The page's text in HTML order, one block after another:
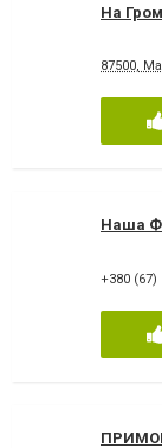
На
87500,
Наша
+380 (67)